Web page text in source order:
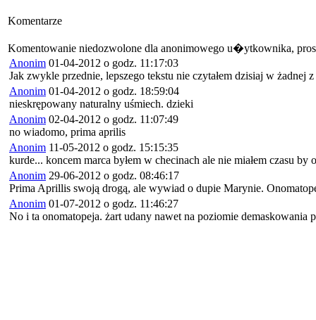
Komentarze
Komentowanie niedozwolone dla anonimowego u�ytkownika,
Anonim 01-04-2012 o godz. 11:17:03
Jak zwykle przednie, lepszego tekstu nie czytałem dzisiaj w żadnej
Anonim 01-04-2012 o godz. 18:59:04
nieskrępowany naturalny uśmiech. dzieki
Anonim 02-04-2012 o godz. 11:07:49
no wiadomo, prima aprilis
Anonim 11-05-2012 o godz. 15:15:35
kurde... koncem marca byłem w checinach ale nie miałem czasu
Anonim 29-06-2012 o godz. 08:46:17
Prima Aprillis swoją drogą, ale wywiad o dupie Marynie.
Anonim 01-07-2012 o godz. 11:46:27
No i ta onomatopeja. żart udany nawet na poziomie demaskowania